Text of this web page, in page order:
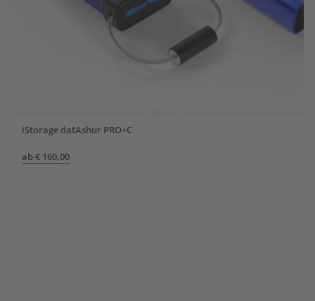
iStorage datAshur PRO+C
ab€ 160,00